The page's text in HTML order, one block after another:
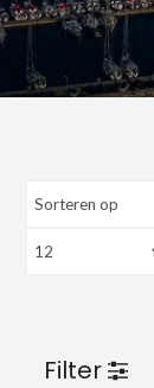
Filter